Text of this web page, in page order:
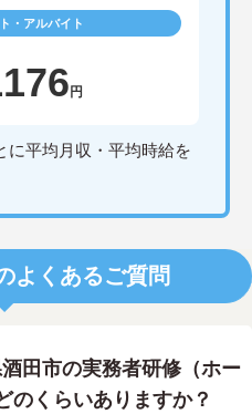
・アルバイト
円
平均月収・平均時給を
よくあるご質問
田市の実務者研修（ホー
のくらいありますか？